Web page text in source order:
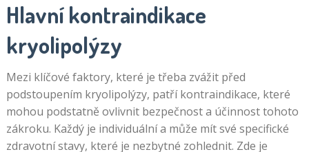
Hlavní kontraindikace
kryolipolýzy
Mezi klíčové faktory, které je třeba zvážit před
podstoupením kryolipolýzy, patří kontraindikace, které
mohou podstatně ovlivnit bezpečnost a účinnost tohoto
zákroku. Každý je individuální a může mít své specifické
zdravotní stavy, které je nezbytné zohlednit. Zde je